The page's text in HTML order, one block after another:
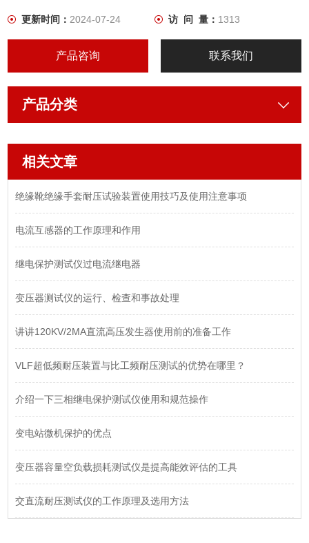
更新时间：2024-07-24 访 问 量： 1313
产品咨询 联系我们
产品分类
相关文章
绝缘靴绝缘手套耐压试验装置使用技巧及使用注意事项
电流互感器的工作原理和作用
继电保护测试仪过电流继电器
变压器测试仪的运行、检查和事故处理
讲讲120KV/2MA直流高压发生器使用前的准备工作
VLF超低频耐压装置与比工频耐压测试的优势在哪里？
介绍一下三相继电保护测试仪使用和规范操作
变电站微机保护的优点
变压器容量空负载损耗测试仪是提高能效评估的工具
交直流耐压测试仪的工作原理及选用方法